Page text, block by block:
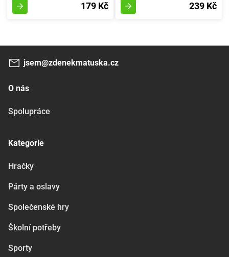
179 Kč 239 Kč
jsem@zdenekmatuska.cz
O nás
Spolupráce
Kategorie
Hračky
Párty a oslavy
Společenské hry
Školní potřeby
Sporty